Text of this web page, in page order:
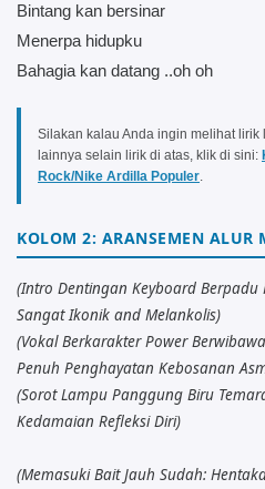
Bintang kan bersinar
Menerpa hidupku
Bahagia kan datang ..oh oh
Silakan kalau Anda ingin melihat
lainnya selain lirik di atas, klik di sini:
Rock/Nike Ardilla Populer
KOLOM 2: ARANSEMEN ALUR
(Intro Dentingan Keyboard Berpadu
Sangat Ikonik and Melankolis)
(Vokal Berkarakter Power
Penuh Penghayatan Kebosanan
(Sorot Lampu Panggung Biru
Kedamaian Refleksi Diri)
(Memasuki Bait Jauh Sudah: